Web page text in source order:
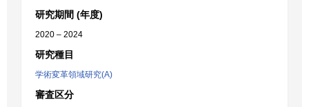
研究期間 (年度)
2020 – 2024
研究種目
学術変革領域研究(A)
審査区分